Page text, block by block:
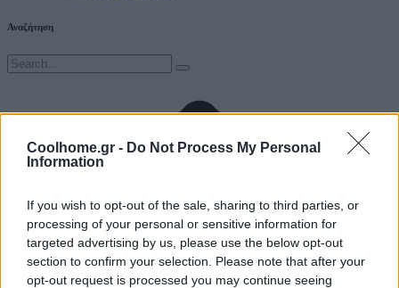
Coolhome.gr - Do Not Process My Personal
Information
If you wish to opt-out of the sale, sharing to third parties, or
processing of your personal or sensitive information for
targeted advertising by us, please use the below opt-out
section to confirm your selection. Please note that after your
opt-out request is processed you may continue seeing
Αναζήτηση